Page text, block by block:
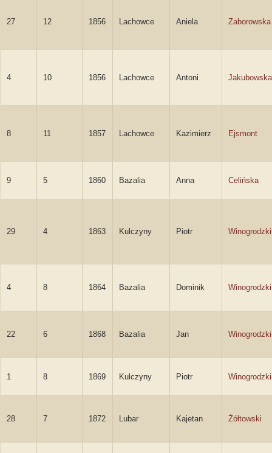
27 12 1856 Lachowce Aniela Zaborowska
4 10 1856 Lachowce Antoni Jakubowska
8 11 1857 Lachowce Kazimierz Ejsmont
9 5 1860 Bazalia Anna Celińska
29 4 1863 Kulczyny Piotr Winogrodzki
4 8 1864 Bazalia Dominik Winogrodzki
22 6 1868 Bazalia Jan Winogrodzki
1 8 1869 Kulczyny Piotr Winogrodzki
28 7 1872 Lubar Kajetan Żółtowski